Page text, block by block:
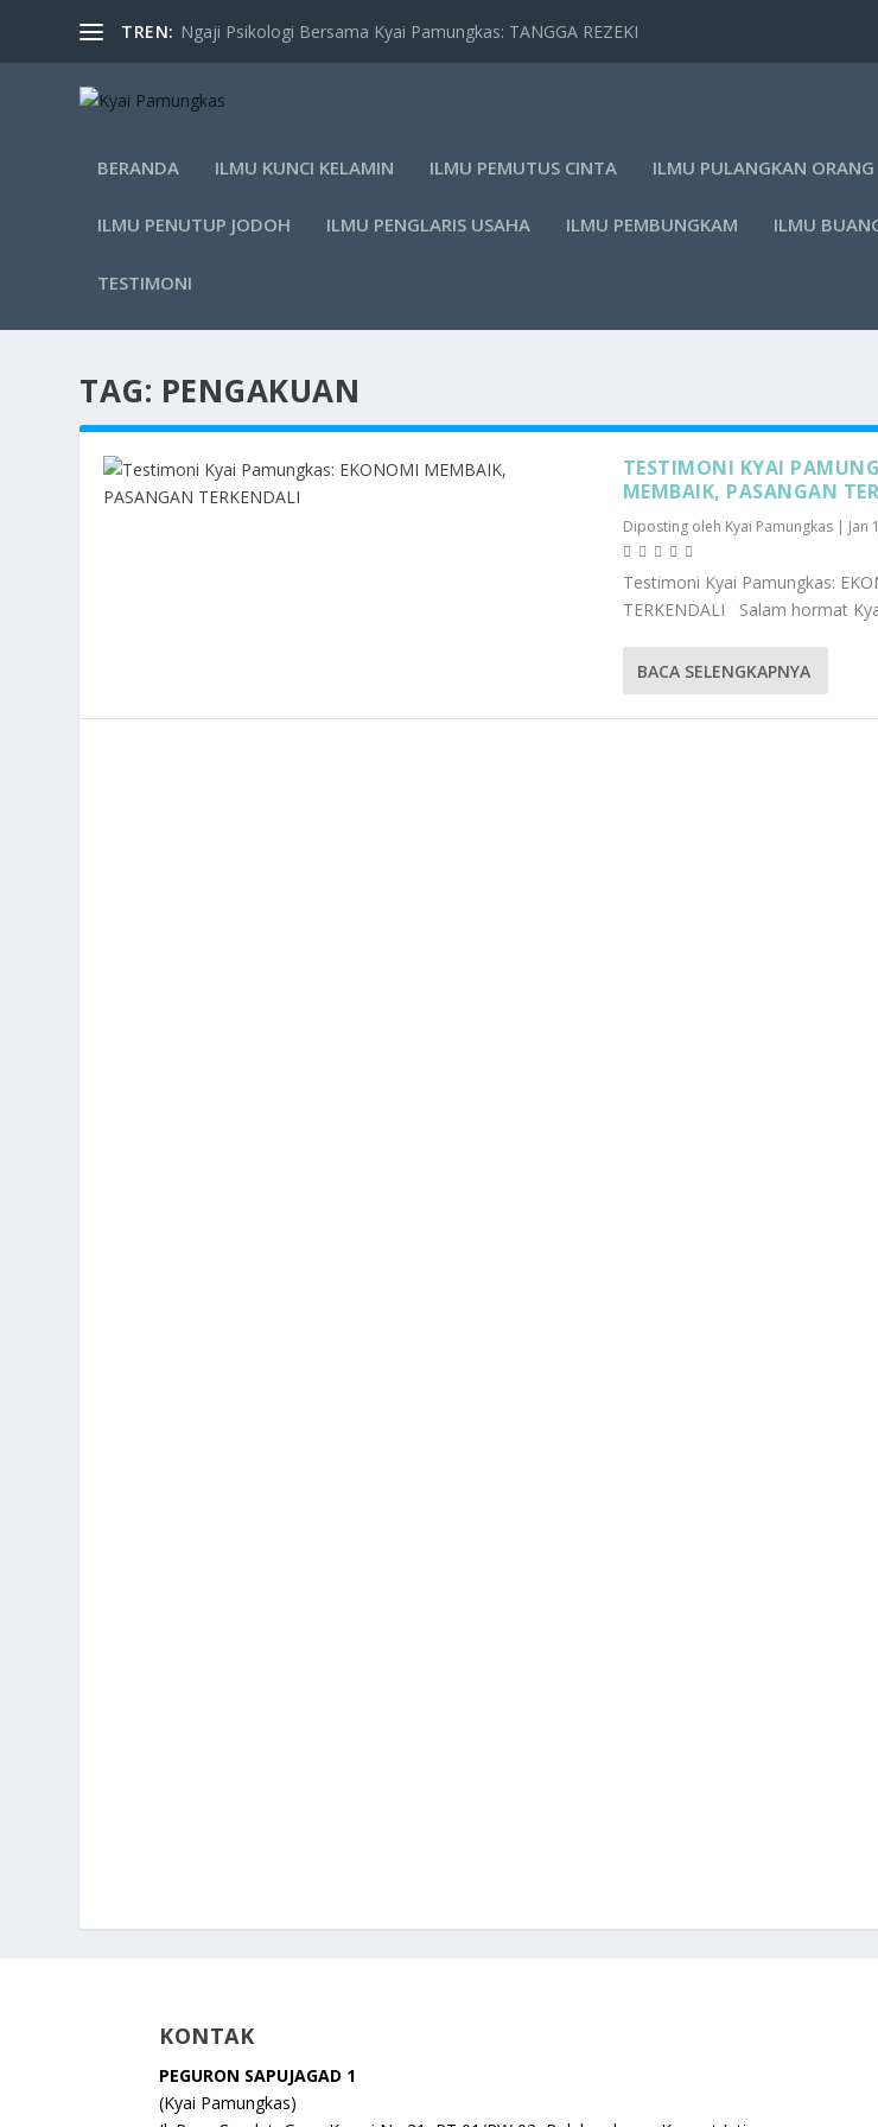
TREN: Ngaji Psikologi Bersama Kyai Pamungkas: TANGGA REZEKI
BERANDA ILMU KUNCI KELAMIN ILMU PEMUTUS CINTA ILMU PULANGKAN ORANG
ILMU PENUTUP JODOH ILMU PENGLARIS USAHA ILMU PEMBUNGKAM ILMU
TESTIMONI
TAG: PENGAKUAN
TESTIMONI KYAI
MEMBAIK, PASANGAN
Diposting oleh Kyai Pamungkas| Jan
Testimoni Kyai Pamungkas:
TERKENDALI Salam hormat
BACA SELENGKAPNYA
KONTAK
PEGURON SAPUJAGAD 1
(Kyai Pamungkas)